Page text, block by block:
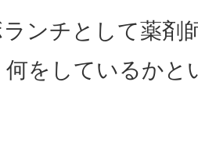
ンチとして薬剤
何をしているかと